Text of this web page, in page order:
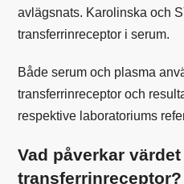
avlägsnats. Karolinska och
transferrinreceptor i serum.
Både serum och plasma
transferrinreceptor och
respektive laboratoriums
Vad påverkar
transferrinreceptor?